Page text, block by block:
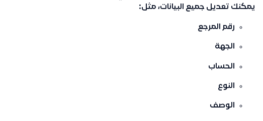
يمكنك تعديل جميع البيانات، مثل:
رقم المرجع
الجهة
الحساب
النوع
الوصف